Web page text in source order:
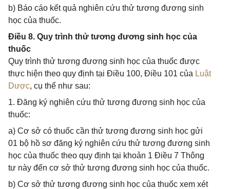
b) Báo cáo kết quả nghiên cứu thử tương đương sinh
học của thuốc.
Điều 8. Quy trình thử tương đương sinh học của
thuốc
Quy trình thử tương đương sinh học của thuốc được
thực hiện theo quy định tại Điều 100, Điều 101 của Luật
Dược, cụ thể như sau:
1. Đăng ký nghiên cứu thử tương đương sinh học của
thuốc:
a) Cơ sở có thuốc cần thử tương đương sinh học gửi
01 bộ hồ sơ đăng ký nghiên cứu thử tương đương sinh
học của thuốc theo quy định tại khoản 1 Điều 7 Thông
tư này đến cơ sở thử tương đương sinh học của thuốc.
b) Cơ sở thử tương đương sinh học của thuốc xem xét